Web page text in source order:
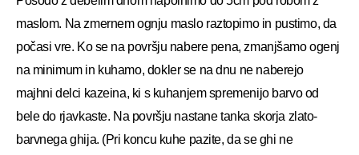
maslom. Na zmernem ognju maslo raztopimo in pustimo, da
počasi vre. Ko se na površju nabere pena, zmanjšamo ogenj
na minimum in kuhamo, dokler se na dnu ne naberejo
majhni delci kazeina, ki s kuhanjem spremenijo barvo od
bele do rjavkaste. Na površju nastane tanka skorja zlato-
barvnega ghija. (Pri koncu kuhe pazite, da se ghi ne